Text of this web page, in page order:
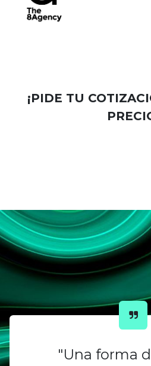
¡PIDE TU
"Una forma